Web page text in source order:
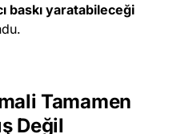
baskı yaratabileceği
Tamamen
Değil